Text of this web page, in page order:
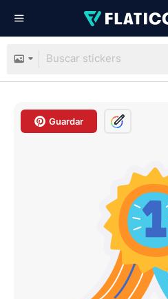
Guardar